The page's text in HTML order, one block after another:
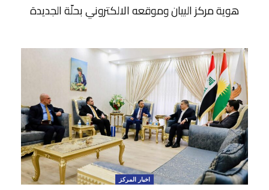
هوية مركز البيان وموقعه الالكتروني بحلّة الجديدة
اخبار المركز